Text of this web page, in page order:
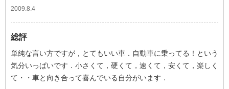
2009.8.4
総評
単純な言い方ですが，とてもいい車．自動車に乗ってる！という
気分いっぱいです．小さくて，硬くて，速くて，安くて，楽しく
て・・車と向き合って喜んでいる自分がいます．